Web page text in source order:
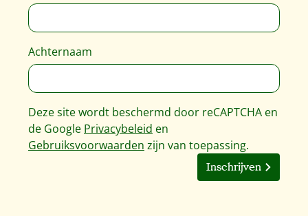
Achternaam
Deze site wordt beschermd door reCAPTCHA en
de Google Privacybeleid en
Gebruiksvoorwaarden zijn van toepassing.
Inschrijven